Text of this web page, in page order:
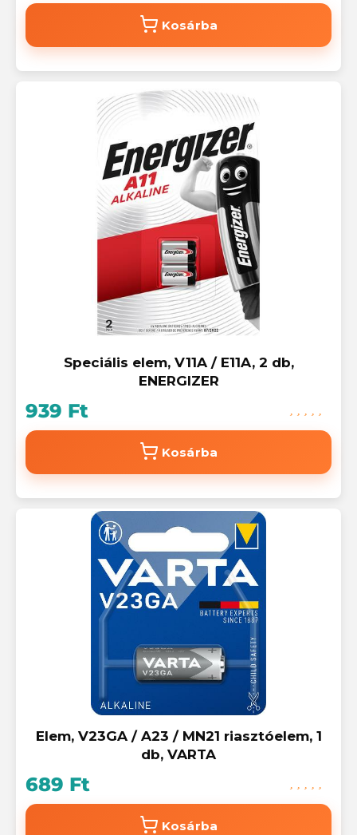
Kosárba
Speciális elem, V11A / E11A, 2 db,
ENERGIZER
939 Ft
Kosárba
Elem, V23GA / A23 / MN21 riasztóelem, 1
db, VARTA
689 Ft
Kosárba